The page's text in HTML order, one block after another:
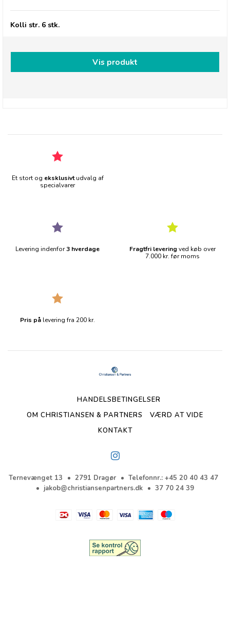
Kolli str. 6 stk.
Vis produkt
Et stort og eksklusivtudvalg af
specialvarer
Levering indenfor3 hverdage Fragtfri levering ved køb over
7.000 kr. før moms
Pris på levering fra 200 kr.
HANDELSBETINGELSER
OM CHRISTIANSEN & PARTNERS
VÆRD AT VIDE
KONTAKT
Ternevænget 13 2791 Dragør Telefonnr.: +45 20 40 43 47
jakob@christiansenpartners.dk
37 70 24 39